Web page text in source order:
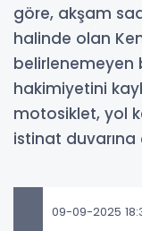
göre, akşam
halinde olan
belirlenemeyen
hakimiyetini
motosiklet, yol
istinat duvarına
09-09-2025